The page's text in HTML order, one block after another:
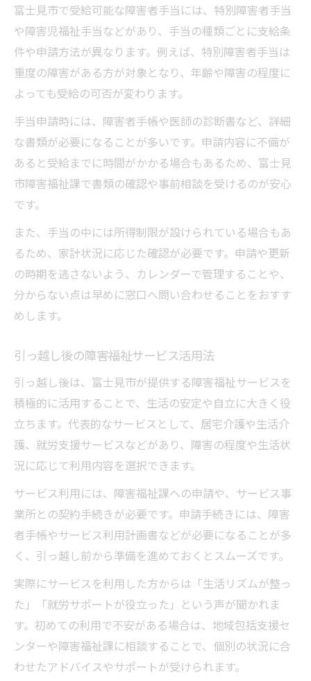
富士見市で受給可能な障害者手当には、特別障害者手当
や障害児福祉手当などがあり、手当の種類ごとに支給条
件や申請方法が異なります。例えば、特別障害者手当は
重度の障害がある方が対象となり、年齢や障害の程度に
よっても受給の可否が変わります。
手当申請時には、障害者手帳や医師の診断書など、詳細
な書類が必要になることが多いです。申請内容に不備が
あると受給までに時間がかかる場合もあるため、富士見
市障害福祉課で書類の確認や事前相談を受けるのが安心
です。
また、手当の中には所得制限が設けられている場合もあ
るため、家計状況に応じた確認が必要です。申請や更新
の時期を逃さないよう、カレンダーで管理することや、
分からない点は早めに窓口へ問い合わせることをおすす
めします。
引っ越し後の障害福祉サービス活用法
引っ越し後は、富士見市が提供する障害福祉サービスを
積極的に活用することで、生活の安定や自立に大きく役
立ちます。代表的なサービスとして、居宅介護や生活介
護、就労支援サービスなどがあり、障害の程度や生活状
況に応じて利用内容を選択できます。
サービス利用には、障害福祉課への申請や、サービス事
業所との契約手続きが必要です。申請手続きには、障害
者手帳やサービス利用計画書などが必要になることが多
く、引っ越し前から準備を進めておくとスムーズです。
実際にサービスを利用した方からは「生活リズムが整っ
た」「就労サポートが役立った」という声が聞かれま
す。初めての利用で不安がある場合は、地域包括支援セ
ンターや障害福祉課に相談することで、個別の状況に合
わせたアドバイスやサポートが受けられます。